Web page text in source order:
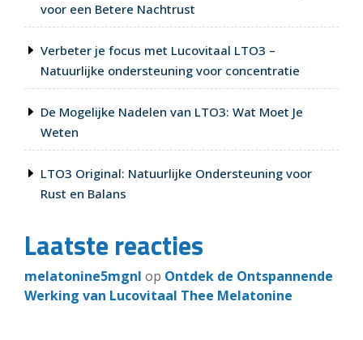
voor een Betere Nachtrust
Verbeter je focus met Lucovitaal LTO3 –
Natuurlijke ondersteuning voor concentratie
De Mogelijke Nadelen van LTO3: Wat Moet Je
Weten
LTO3 Original: Natuurlijke Ondersteuning voor
Rust en Balans
Laatste reacties
melatonine5mgnl op Ontdek de Ontspannende
Werking van Lucovitaal Thee Melatonine